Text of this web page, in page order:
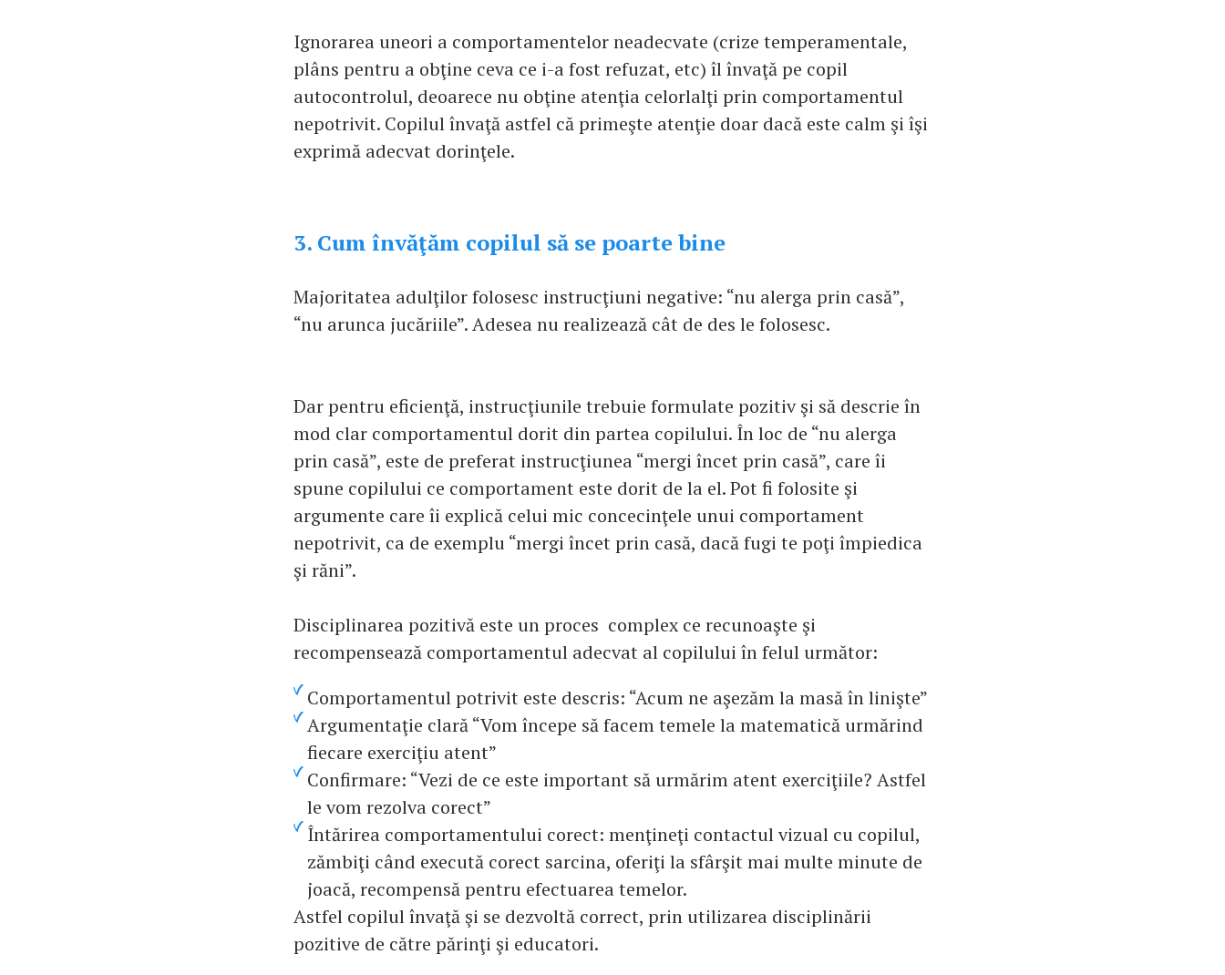
Ignorarea uneori a comportamentelor neadecvate (crize temperamentale,
plâns pentru a obţine ceva ce i-a fost refuzat, etc) îl învaţă pe copil
autocontrolul, deoarece nu obţine atenţia celorlalţi prin comportamentul
nepotrivit. Copilul învaţă astfel că primeşte atenţie doar dacă este calm şi îşi
exprimă adecvat dorinţele.
3. Cum învăţăm copilul să se poarte bine
Majoritatea adulţilor folosesc instrucţiuni negative: “nu alerga prin casă”,
“nu arunca jucăriile”. Adesea nu realizează cât de des le folosesc.
Dar pentru eficienţă, instrucţiunile trebuie formulate pozitiv şi să descrie în
mod clar comportamentul dorit din partea copilului. În loc de “nu alerga
prin casă”, este de preferat instrucţiunea “mergi încet prin casă”, care îi
spune copilului ce comportament este dorit de la el. Pot fi folosite şi
argumente care îi explică celui mic concecinţele unui comportament
nepotrivit, ca de exemplu “mergi încet prin casă, dacă fugi te poţi împiedica
şi răni”.
Disciplinarea pozitivă este un proces complex ce recunoaşte şi
recompensează comportamentul adecvat al copilului în felul următor:
Comportamentul potrivit este descris: “Acum ne aşezăm la masă în linişte”
Argumentaţie clară “Vom începe să facem temele la matematică urmărind
fiecare exerciţiu atent”
Confirmare: “Vezi de ce este important să urmărim atent exerciţiile? Astfel
le vom rezolva corect”
Întărirea comportamentului corect: menţineţi contactul vizual cu copilul,
zămbiţi când execută corect sarcina, oferiţi la sfârşit mai multe minute de
joacă, recompensă pentru efectuarea temelor.
Astfel copilul învaţă şi se dezvoltă correct, prin utilizarea disciplinării
pozitive de către părinţi şi educatori.